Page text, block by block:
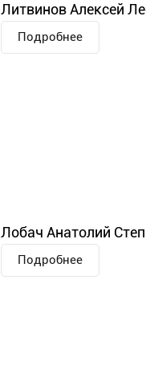
Литвинов Алексей
Подробнее
Лобач Анатолий
Подробнее